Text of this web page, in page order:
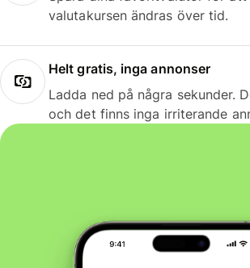
valutakursen ändras över tid.
Helt gratis, inga annonser
Ladda ned på några sekunder.
och det finns inga irriterande